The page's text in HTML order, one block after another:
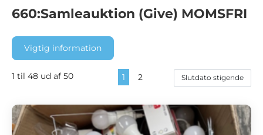
660:Samleauktion (Give) MOMSFRI
Vigtig information
1 til 48 ud af 50 1 2